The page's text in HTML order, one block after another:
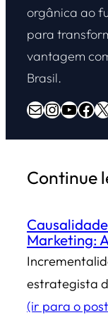
orgânica ao
para
vantagem
Brasil.
E-mail InstagramYoutube Facebook X
Continue
Marketing:
estrategista
(ir para o